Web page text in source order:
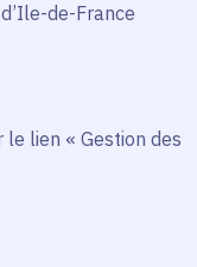
de-France
lien « Gestion des
« Villes et
55